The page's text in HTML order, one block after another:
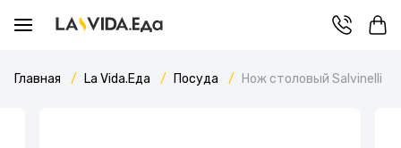
Главная La Vida.Еда Посуда Нож столовый Salvinelli